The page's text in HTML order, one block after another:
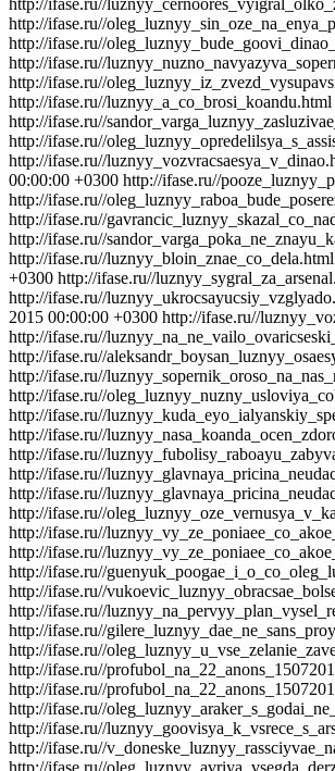
http://ifase.ru//
http://ifase.ru//
http://ifase.ru//
http://ifase.ru//
http://ifase.ru//
http://ifase.ru//luznyy_a_co_brosi_koandu.html
http://ifase.ru//
http://ifase.ru//
http://ifase.ru//
00:00:00 +0300 http://ifase.ru//
http://ifase.ru//
http://ifase.ru//
http://ifase.ru//
http://ifase.ru//luznyy_bloin_znae_co_dela.html
+0300 http://ifase.ru//
http://ifase.ru//
2015 00:00:00 +0300 http://ifase.ru//
http://ifase.ru//
http://ifase.ru//
http://ifase.ru//
http://ifase.ru//
http://ifase.ru//
http://ifase.ru//
http://ifase.ru//
http://ifase.ru//
http://ifase.ru//
http://ifase.ru//
http://ifase.ru//
http://ifase.ru//
http://ifase.ru//
http://ifase.ru//
http://ifase.ru//
http://ifase.ru//
http://ifase.ru//
http://ifase.ru//
http://ifase.ru//
http://ifase.ru//
http://ifase.ru//
http://ifase.ru//
http://ifase.ru//